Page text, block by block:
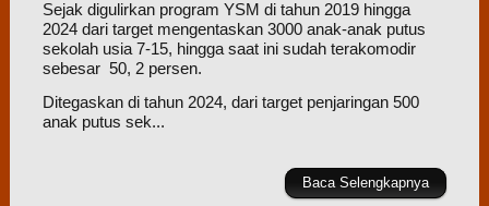
Sejak digulirkan program YSM di tahun 2019 hingga
2024 dari target mengentaskan 3000 anak-anak putus
sekolah usia 7-15, hingga saat ini sudah terakomodir
sebesar 50, 2 persen.
Ditegaskan di tahun 2024, dari target penjaringan 500
anak putus sek...
Baca Selengkapnya